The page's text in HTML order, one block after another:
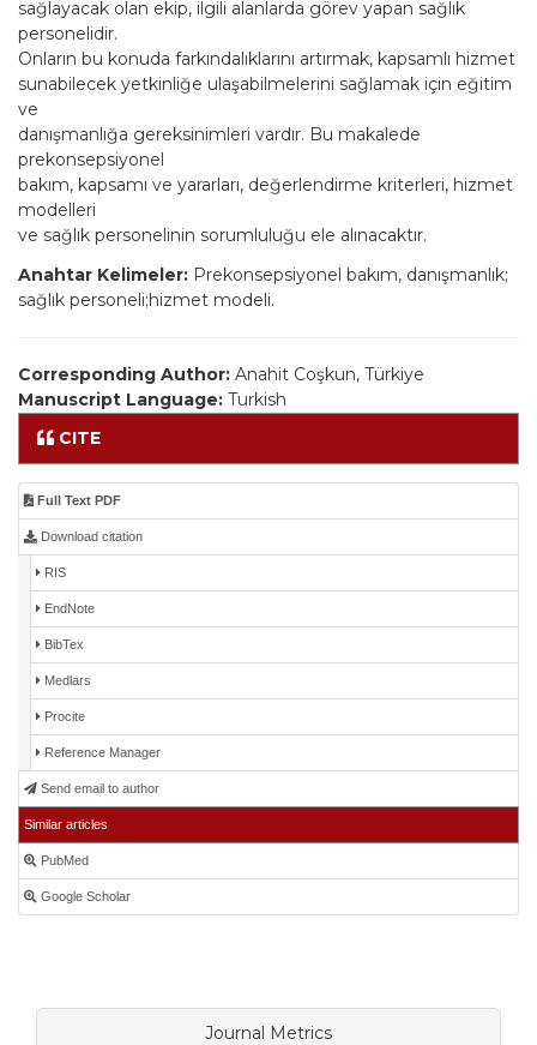
sağlayacak olan ekip, ilgili alanlarda görev yapan sağlık
personelidir.
Onların bu konuda farkındalıklarını artırmak, kapsamlı hizmet
sunabilecek yetkinliğe ulaşabilmelerini sağlamak için eğitim
ve
danışmanlığa gereksinimleri vardır. Bu makalede
prekonsepsiyonel
bakım, kapsamı ve yararları, değerlendirme kriterleri, hizmet
modelleri
ve sağlık personelinin sorumluluğu ele alınacaktır.
Anahtar Kelimeler: Prekonsepsiyonel bakım, danışmanlık;
sağlık personeli;hizmet modeli.
Corresponding Author: Anahit Coşkun, Türkiye
Manuscript Language: Turkish
CITE
Full Text PDF
Download citation
RIS
EndNote
BibTex
Medlars
Procite
Reference Manager
Send email to author
Similar articles
PubMed
Google Scholar
Journal Metrics